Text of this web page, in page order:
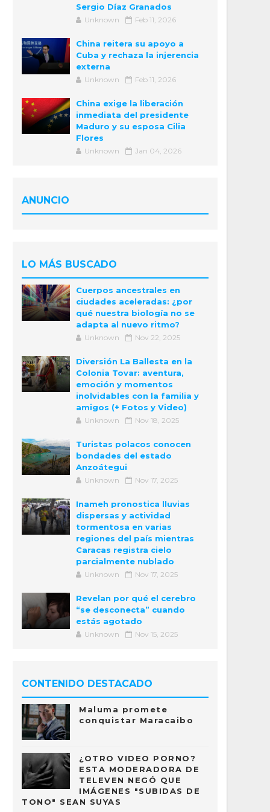
Sergio Díaz Granados
Unknown Feb 11, 2026
China reitera su apoyo a
Cuba y rechaza la injerencia
externa
Unknown Feb 11, 2026
China exige la liberación
inmediata del presidente
Maduro y su esposa Cilia
Flores
Unknown Jan 04, 2026
ANUNCIO
LO MÁS BUSCADO
Cuerpos ancestrales en
ciudades aceleradas: ¿por
qué nuestra biología no se
adapta al nuevo ritmo?
Unknown Nov 22, 2025
Diversión La Ballesta en la
Colonia Tovar: aventura,
emoción y momentos
inolvidables con la familia y
amigos (+ Fotos y Video)
Unknown Nov 18, 2025
Turistas polacos conocen
bondades del estado
Anzoátegui
Unknown Nov 17, 2025
Inameh pronostica lluvias
dispersas y actividad
tormentosa en varias
regiones del país mientras
Caracas registra cielo
parcialmente nublado
Unknown Nov 17, 2025
Revelan por qué el cerebro
“se desconecta” cuando
estás agotado
Unknown Nov 15, 2025
CONTENIDO DESTACADO
Maluma promete
conquistar Maracaibo
¿OTRO VIDEO PORNO?
ESTA MODERADORA DE
TELEVEN NEGÓ QUE
IMÁGENES "SUBIDAS DE
TONO" SEAN SUYAS